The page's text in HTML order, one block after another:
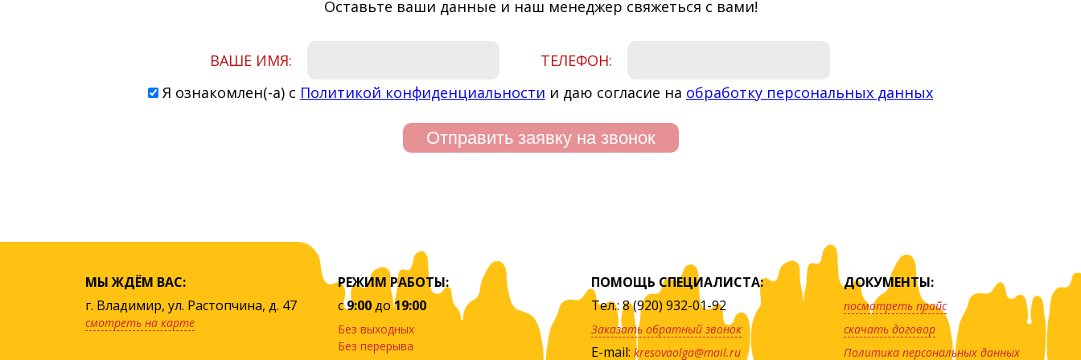
Оставьте ваши данные и наш менеджер свяжеться с вами!
ВАШЕ ИМЯ:
ТЕЛЕФОН:
Я ознакомлен(-а) с Политикой конфиденциальности и даю согласие на обработку персональных данных
МЫ ЖДЁМ ВАС:
г. Владимир, ул. Растопчина, д. 47
смотреть на карте
РЕЖИМ РАБОТЫ:
с9:00до19:00
Без выходных
Без перерыва
ПОМОЩЬ СПЕЦИАЛИСТА:
Тел.: 8 (920) 932-01-92
Заказать обратный звонок
E-mail: kresovaolga@mail.ru
ДОКУМЕНТЫ:
посмотреть прайс
скачать договор
Политика персональных данных